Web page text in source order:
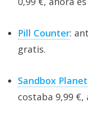
Pill Counter:
gratis.
Sandbox
costaba 9,99